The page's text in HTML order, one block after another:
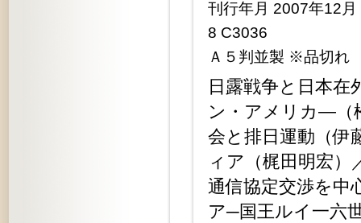
刊行年月 2007年12
8 C3036
Ａ５判並製 ※品切れ
日露戦争と日本
ン・アメリカ―（
会と排日運動（伊
ィア（梶田明宏
通信協定交渉を中
ア─国王ルイ一六